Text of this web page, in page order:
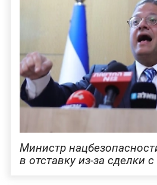
Министр
в отставку из-за сделки